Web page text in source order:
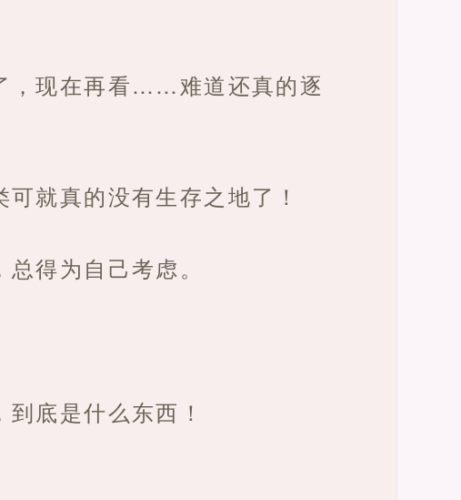
，现在再看……难道还真的逐
就真的没有生存之地了！
得为自己考虑。
底是什么东西！